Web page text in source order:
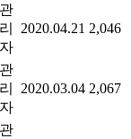
관
리
자
2020.04.21 2,046
관
리
자
2020.03.04 2,067
관